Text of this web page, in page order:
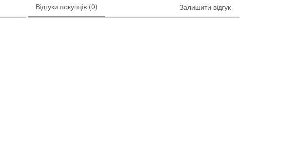
Відгуки покупців (0) Залишити відгук